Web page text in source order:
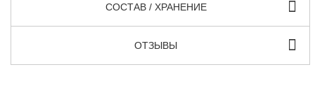
СОСТАВ / ХРАНЕНИЕ
ОТЗЫВЫ